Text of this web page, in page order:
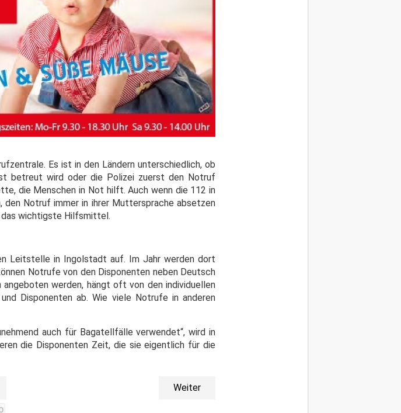
Es ist in den Ländern unterschiedlich, ob
betreut wird oder die Polizei zuerst den Notruf
die Menschen in Not hilft. Auch wenn die 112 in
den Notruf immer in ihrer Muttersprache absetzen
das wichtigste Hilfsmittel.
Leitstelle in Ingolstadt auf. Im Jahr werden dort
Notrufe von den Disponenten neben Deutsch
werden, hängt oft von den individuellen
Disponenten ab. Wie viele Notrufe in anderen
auch für Bagatellfälle verwendet“, wird in
die Disponenten Zeit, die sie eigentlich für die
Weiter